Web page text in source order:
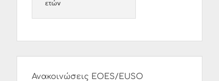
ετών
Ανακοινώσεις EOES/EUSO